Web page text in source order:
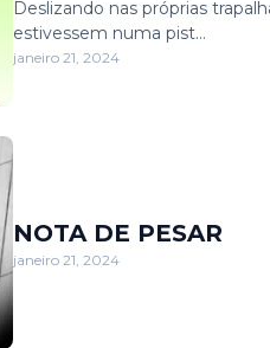
verdadeiro canto de
esperança e
Deslizando nas próprias
estivessem numa pist…
janeiro 21, 2024
NOTA DE PESAR
janeiro 21, 2024